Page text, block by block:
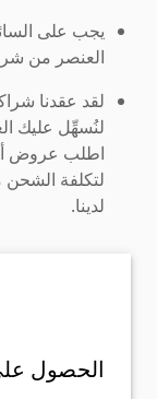
يجب على
العنصر من
لقد عقدنا
لنُسهِّل عليك
اطلب عروض
لتكلفة الشحن
لدينا.
الحصول